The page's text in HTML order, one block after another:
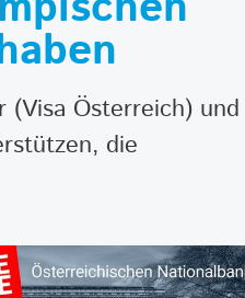
(Visa Österreich) und
die